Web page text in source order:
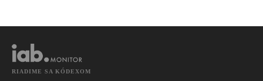
RIADIME SA KÓDEXOM